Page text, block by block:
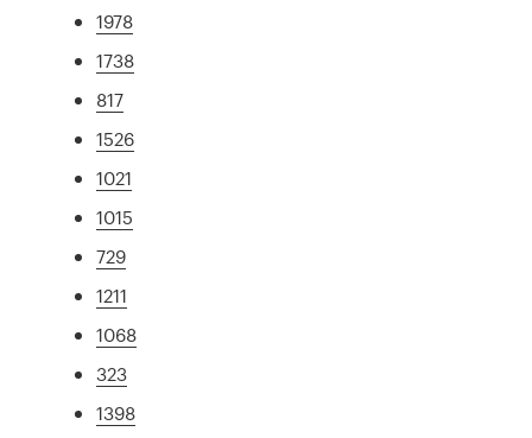
1978
1738
817
1526
1021
1015
729
1211
1068
323
1398